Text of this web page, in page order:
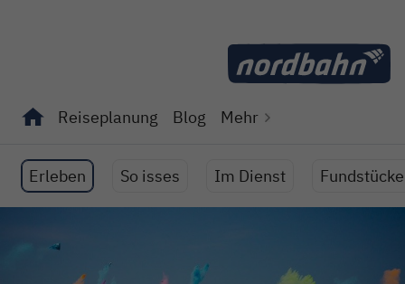
Reiseplanung Blog Mehr
Erleben So isses Im Dienst Fundstücke